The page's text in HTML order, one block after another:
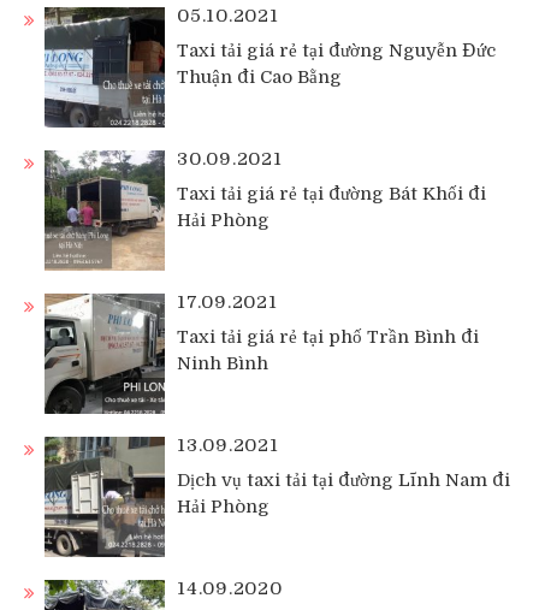
05.10.2021
Taxi tải giá rẻ tại đường Nguyễn Đức
Thuận đi Cao Bằng
30.09.2021
Taxi tải giá rẻ tại đường Bát Khối đi
Hải Phòng
17.09.2021
Taxi tải giá rẻ tại phố Trần Bình đi
Ninh Bình
13.09.2021
Dịch vụ taxi tải tại đường Lĩnh Nam đi
Hải Phòng
14.09.2020